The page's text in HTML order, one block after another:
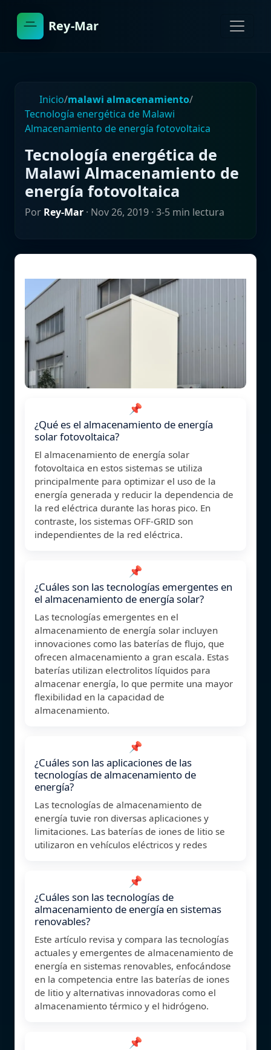
Rey-Mar
Inicio/malawi almacenamiento/
Tecnología energética de Malawi
Almacenamiento de energía fotovoltaica
Tecnología energética de
Malawi Almacenamiento de
energía fotovoltaica
Por Rey-Mar · Nov 26, 2019 · 3-5 min lectura
📌
¿Qué es el almacenamiento de energía
solar fotovoltaica?
El almacenamiento de energía solar
fotovoltaica en estos sistemas se utiliza
principalmente para optimizar el uso de la
energía generada y reducir la dependencia de
la red eléctrica durante las horas pico. En
contraste, los sistemas OFF-GRID son
independientes de la red eléctrica.
📌
¿Cuáles son las tecnologías emergentes en
el almacenamiento de energía solar?
Las tecnologías emergentes en el
almacenamiento de energía solar incluyen
innovaciones como las baterías de flujo, que
ofrecen almacenamiento a gran escala. Estas
baterías utilizan electrolitos líquidos para
almacenar energía, lo que permite una mayor
flexibilidad en la capacidad de
almacenamiento.
📌
¿Cuáles son las aplicaciones de las
tecnologías de almacenamiento de
energía?
Las tecnologías de almacenamiento de
energía tuvie ron diversas aplicaciones y
limitaciones. Las baterías de iones de litio se
utilizaron en vehículos eléctricos y redes
📌
¿Cuáles son las tecnologías de
almacenamiento de energía en sistemas
renovables?
Este artículo revisa y compara las tecnologías
actuales y emergentes de almacenamiento de
energía en sistemas renovables, enfocándose
en la competencia entre las baterías de iones
de litio y alternativas innovadoras como el
almacenamiento térmico y el hidrógeno.
📌